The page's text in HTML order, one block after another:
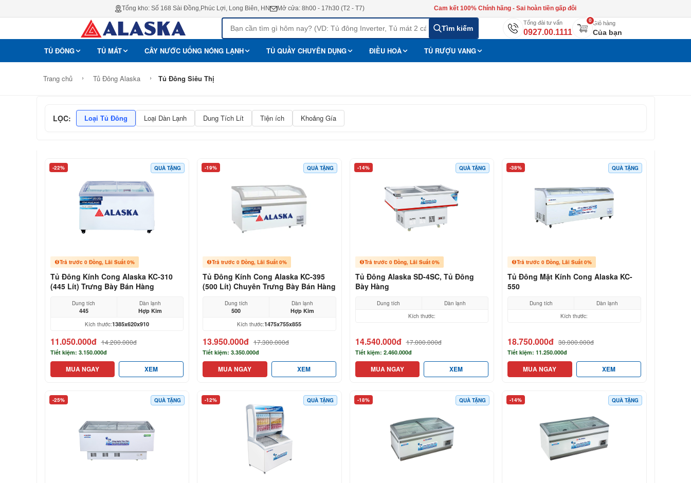
Tổng kho: Số 168 Sài Đồng,Phúc Lợi, Long Biên, HN Mở cửa: 8h00 - 17h30 (T2 - T7) Cam kết 100% Chính hãng - Sai hoàn tiền gấp đôi
Tìm kiếm
Tổng đài tư vấn
0927.00.1111
0Giỏ hàng
Của bạn
TỦ ĐÔNG TỦ MÁT CÂY NƯỚC UỐNG NÓNG LẠNH TỦ QUẦY CHUYÊN DỤNG ĐIỀU HOÀ TỦ RƯỢU VANG
Trang chủ › Tủ Đông Alaska › Tủ Đông Siêu Thị
LỌC: Loại Tủ Đông Loại Dàn Lạnh Dung Tích Lít Tiện ích Khoảng Gía
-22% QUÀ TẶNG
Trả trước 0 Đồng, Lãi Suất 0%
Tủ Đông Kính Cong Alaska KC-310
(445 Lít) Trưng Bày Bán Hàng
Dung tích
445
Dàn lạnh
Hợp Kim
Kích thước:1385x620x910
11.050.000đ 14.200.000đ
Tiết kiệm: 3.150.000đ
MUA NGAY XEM
-19% QUÀ TẶNG
Trả trước 0 Đồng, Lãi Suất 0%
Tủ Đông Kính Cong Alaska KC-395
(500 Lít) Chuyên Trưng Bày Bán Hàng
Dung tích
500
Dàn lạnh
Hợp Kim
Kích thước:1475x755x855
13.950.000đ 17.300.000đ
Tiết kiệm: 3.350.000đ
MUA NGAY XEM
-14% QUÀ TẶNG
Trả trước 0 Đồng, Lãi Suất 0%
Tủ Đông Alaska SD-4SC, Tủ Đông
Bày Hàng
Dung tích
Dàn lạnh
Kích thước:
14.540.000đ 17.000.000đ
Tiết kiệm: 2.460.000đ
MUA NGAY XEM
-38% QUÀ TẶNG
Trả trước 0 Đồng, Lãi Suất 0%
Tủ Đông Mặt Kính Cong Alaska KC-
550
Dung tích
Dàn lạnh
Kích thước:
18.750.000đ 30.000.000đ
Tiết kiệm: 11.250.000đ
MUA NGAY XEM
-25% QUÀ TẶNG -12% QUÀ TẶNG -18% QUÀ TẶNG -14% QUÀ TẶNG